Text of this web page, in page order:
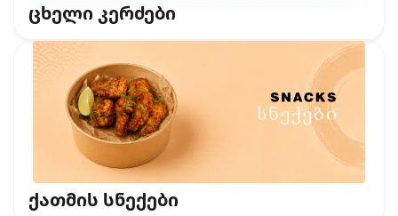
ცხელი კერძები
ქათმის სნექები